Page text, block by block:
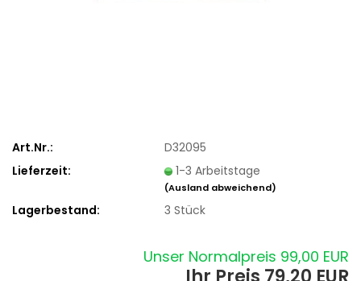
Art.Nr.:
D32095
Lieferzeit:
1-3 Arbeitstage
(Ausland abweichend)
Lagerbestand: 3Stück
Unser Normalpreis 99,00 EUR